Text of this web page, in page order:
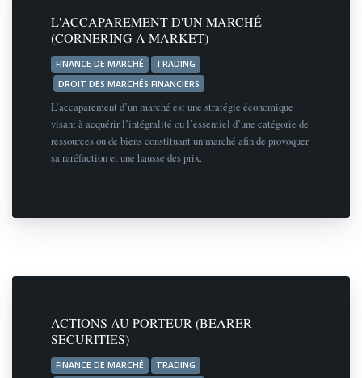
L'ACCAPAREMENT D'UN MARCHÉ
(CORNERING A MARKET)
FINANCE DE MARCHÉ
TRADING
DROIT DES MARCHÉS FINANCIERS
L’accaparement d’un marché est une stratégie économique
visant à acquérir l’intégralité ou l’essentiel d’une catégorie de
ressources ou de biens constituant un marché afin de provoquer
sa raréfaction et une hausse des prix.
ACTIONS AU PORTEUR (BEARER
SECURITIES)
FINANCE DE MARCHÉ
TRADING